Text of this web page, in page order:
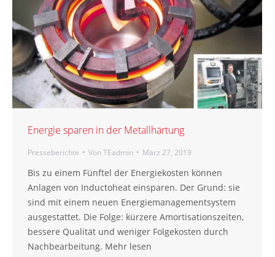
Energie sparen in der Metallhärtung
Presseberichte VonTEadmin März 27, 2019
Bis zu einem Fünftel der Energiekosten können
Anlagen von Inductoheat einsparen. Der Grund: sie
sind mit einem neuen Energiemanagementsystem
ausgestattet. Die Folge: kürzere Amortisationszeiten,
bessere Qualität und weniger Folgekosten durch
Nachbearbeitung. Mehr lesen